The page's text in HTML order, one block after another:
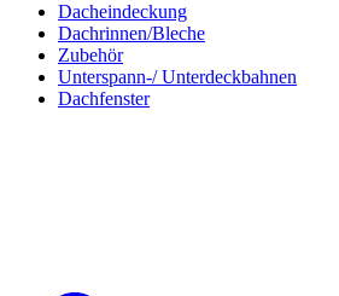
Dacheindeckung
Dachrinnen/Bleche
Zubehör
Unterspann-/ Unterdeckbahnen
Dachfenster